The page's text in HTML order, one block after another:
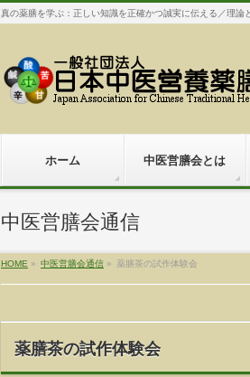
真の薬膳を学ぶ：正しい知識を正確かつ誠実に伝える／理論
ホーム 中医営膳会とは
中医営膳会通信
HOME » 中医営膳会通信 » 薬膳茶の試作体験会
薬膳茶の試作体験会